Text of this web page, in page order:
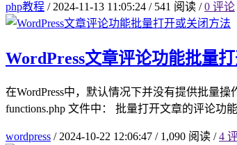
php教程 /2024-11-13 11:05:24 /541 阅读 / 0 评论
WordPress文章评论功能批量
在WordPress中，默认情况下并没有提供批量
functions.php 文件中： 批量打开文章的评论功
wordpress /2024-10-22 12:06:47 /1,090 阅读 / 4